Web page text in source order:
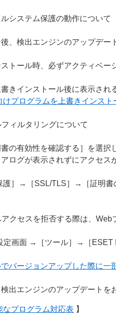
システム保護の動作について
、検出エンジンのアップデ
トール時、必ずアクティベ
書きインストール後に表示され
けプログラムを上書きインス
ィルタリングについて
の有効性を確認する］を選
ログが表示されずにアクセス
］→［SSL/TLS］→［証明書
クセスを拒否する際は、
定画面 →［ツール］→［ESET
でバージョンアップした際に一
出エンジンのアップデート
なプログラム対応表 】